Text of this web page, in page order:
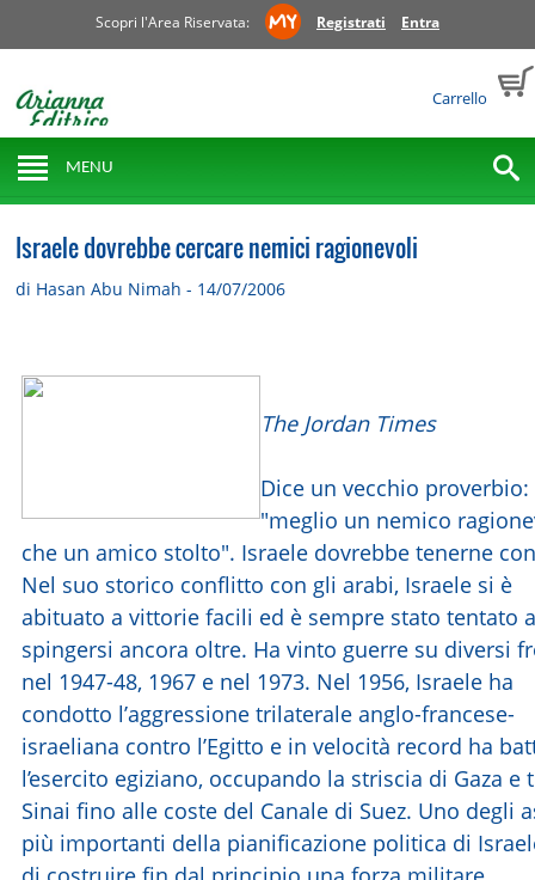
Scopri l'Area Riservata: Registrati Entra
Carrello
MENU
Israele dovrebbe cercare nemici ragionevoli
di Hasan Abu Nimah - 14/07/2006
The Jordan Times
Dice un vecchio proverbio:
"meglio un nemico
che un amico stolto". Israele dovrebbe tenerne
Nel suo storico conflitto con gli arabi, Israele si è
abituato a vittorie facili ed è sempre stato tentato
spingersi ancora oltre. Ha vinto guerre su diversi
nel 1947-48, 1967 e nel 1973. Nel 1956, Israele ha
condotto l’aggressione trilaterale anglo-francese-
israeliana contro l’Egitto e in velocità record ha
l’esercito egiziano, occupando la striscia di Gaza e
Sinai fino alle coste del Canale di Suez. Uno degli
più importanti della pianificazione politica di